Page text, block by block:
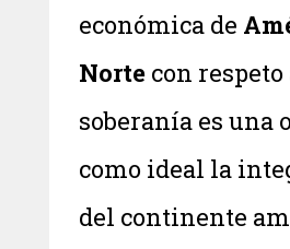
económica de
Norte con respeto
soberanía es una
como ideal la
del continente